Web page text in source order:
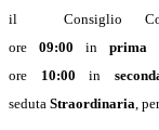
il Consiglio
ore09:00 inprima
ore 10:00 in
seduta Straordinaria ,